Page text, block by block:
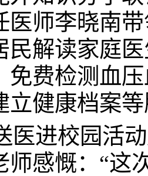
医师李晓南
民解读家庭
免费检测血
立健康档案
医进校园活
师感慨：“这